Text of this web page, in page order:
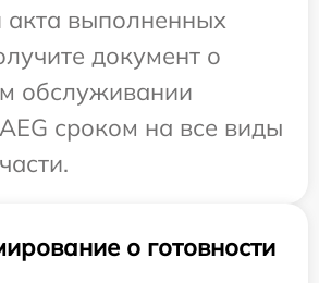
акта выполненных
документ о
обслуживании
сроком на все виды
о готовности